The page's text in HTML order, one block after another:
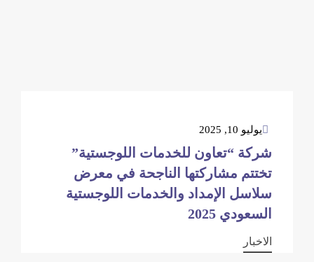
يوليو 10, 2025
شركة “تعاون للخدمات اللوجستية”
تختتم مشاركتها الناجحة في معرض
سلاسل الإمداد والخدمات اللوجستية
السعودي 2025
الاخبار